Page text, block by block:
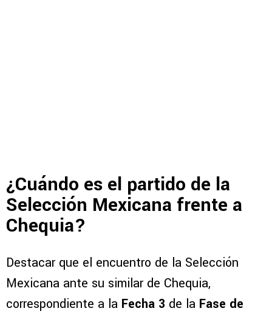
¿Cuándo es el partido de la
Selección Mexicana frente a
Chequia?
Destacar que el encuentro de la Selección
Mexicana ante su similar de Chequia,
correspondiente a la Fecha 3 de la Fase de